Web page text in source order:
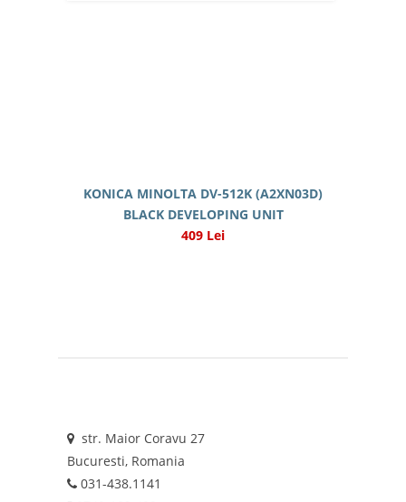
KONICA MINOLTA DV-512K (A2XN03D)
BLACK DEVELOPING UNIT
409 Lei
str. Maior Coravu 27
Bucuresti, Romania
031-438.1141